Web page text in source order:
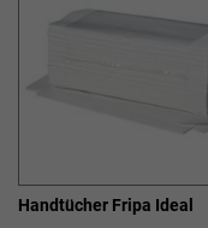
Handtücher Fripa Ideal